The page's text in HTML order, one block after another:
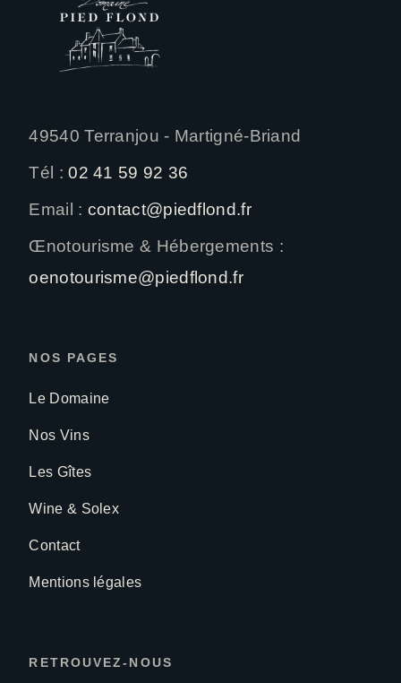
49540 Terranjou - Martigné-Briand
Tél :02 41 59 92 36
Email : contact@piedflond.fr
Œnotourisme & Hébergements :
oenotourisme@piedflond.fr
NOS PAGES
Le Domaine
Nos Vins
Les Gîtes
Wine & Solex
Contact
Mentions légales
RETROUVEZ-NOUS